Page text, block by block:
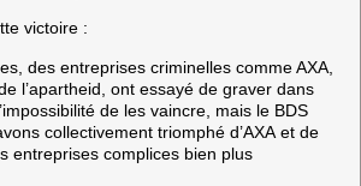
victoire :
des entreprises criminelles comme AXA,
l’apartheid, ont essayé de graver dans
de les vaincre, mais le BDS
collectivement triomphé d’AXA et de
entreprises complices bien plus